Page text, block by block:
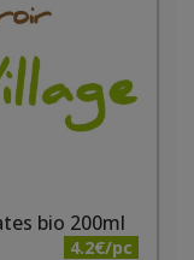
bio 200ml
4.2€/pc